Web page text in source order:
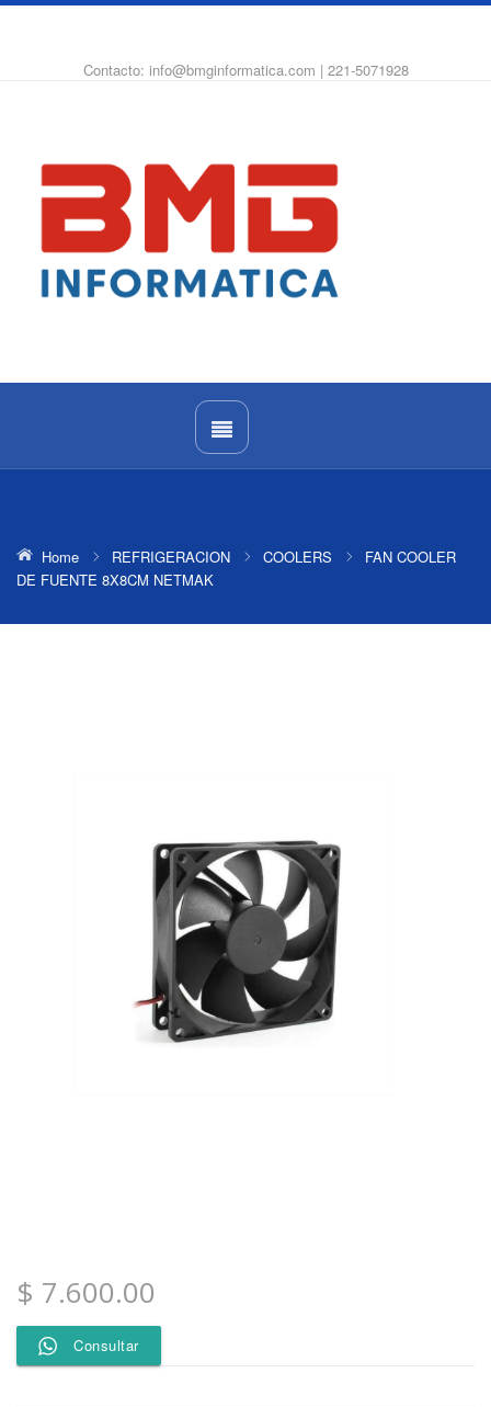
Contacto: info@bmginformatica.com | 221-5071928
Home REFRIGERACION COOLERS
FAN COOLER
DE FUENTE 8X8CM NETMAK
$ 7.600.00
Consultar